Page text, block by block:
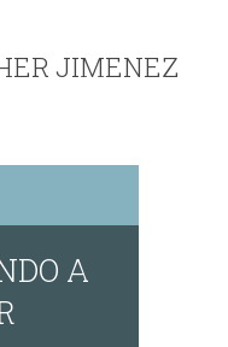
JIMENEZ
A